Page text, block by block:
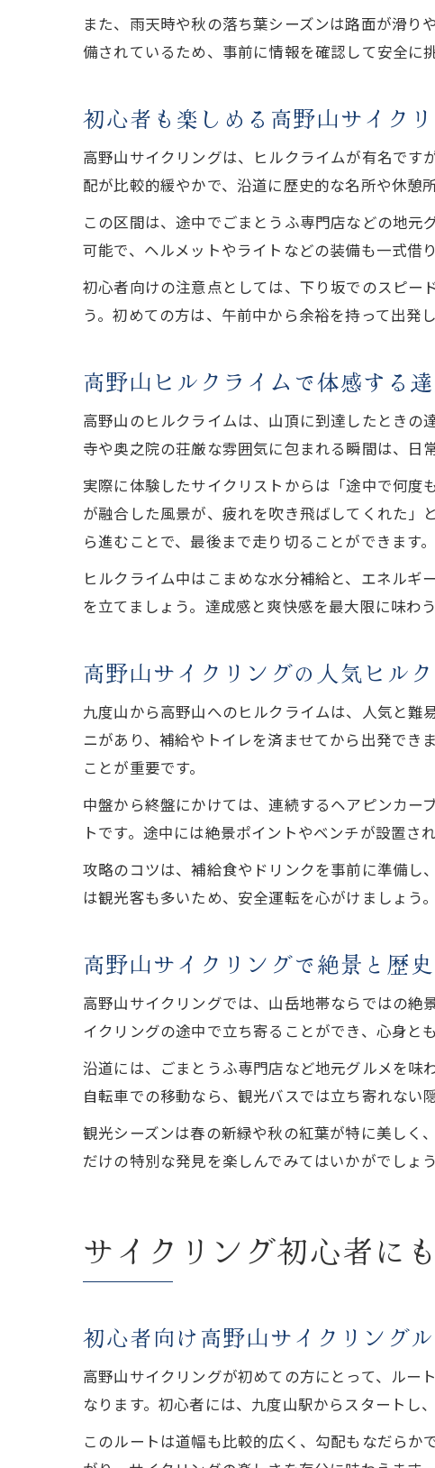
秋
高
また、雨天時や秋の落ち葉シーズンは路面が滑
備されているため、事前に情報を確認して安全に
初心者も楽しめる高野山サイク
高野山サイクリングは、ヒルクライムが有名で
配が比較的緩やかで、沿道に歴史的な名所や休憩
この区間は、途中でごまとうふ専門店などの地
可能で、ヘルメットやライトなどの装備も一式借
初心者向けの注意点としては、下り坂でのスピー
う。初めての方は、午前中から余裕を持って出発
高野山ヒルクライムで体感する
高野山のヒルクライムは、山頂に到達したときの
寺や奥之院の荘厳な雰囲気に包まれる瞬間は、日
実際に体験したサイクリストからは「途中で何
が融合した風景が、疲れを吹き飛ばしてくれた
ら進むことで、最後まで走り切ることができます。
ヒルクライム中はこまめな水分補給と、エネル
を立てましょう。達成感と爽快感を最大限に味わ
高野山サイクリングの人気ヒル
九度山から高野山へのヒルクライムは、人気と難
ニがあり、補給やトイレを済ませてから出発でき
ことが重要です。
中盤から終盤にかけては、連続するヘアピンカー
トです。途中には絶景ポイントやベンチが設置さ
攻略のコツは、補給食やドリンクを事前に準備し
は観光客も多いため、安全運転を心がけましょう
高野山サイクリングで絶景と歴
高野山サイクリングでは、山岳地帯ならではの絶
イクリングの途中で立ち寄ることができ、心身と
沿道には、ごまとうふ専門店など地元グルメを味
自転車での移動なら、観光バスでは立ち寄れない
観光シーズンは春の新緑や秋の紅葉が特に美しく
だけの特別な発見を楽しんでみてはいかがでしょう
サイクリング初心者に
初心者向け高野山サイクリング
高野山サイクリングが初めての方にとって、ルー
なります。初心者には、九度山駅からスタートし
このルートは道幅も比較的広く、勾配もなだら